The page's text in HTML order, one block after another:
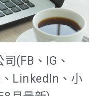
(FB、IG、
LinkedIn、小